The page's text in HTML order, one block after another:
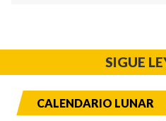
SIGUE
CALENDARIO LUNAR